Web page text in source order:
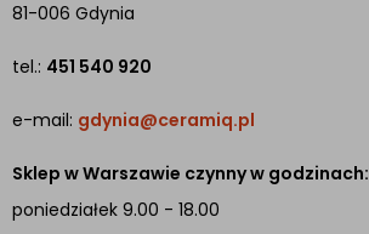
81-006 Gdynia
tel.: 451 540 920
e-mail: gdynia@ceramiq.pl
Sklep w Warszawie czynny w godzinach:
poniedziałek 9.00 - 18.00